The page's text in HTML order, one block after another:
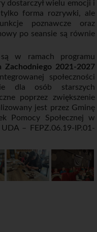
dostarczył wielu emocji i
forma rozrywki, ale
poznawcze oraz
po seansie są równie
są w ramach programu
Zachodniego 2021-2027
społeczności
dla osób starszych
poprzez zwiększenie
jest przez Gminę
Pomocy Społecznej w
– FEPZ.06.19-IP.01-